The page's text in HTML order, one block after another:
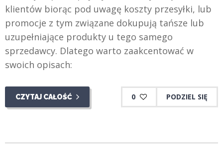
klientów biorąc pod uwagę koszty przesyłki, lub
promocje z tym związane dokupują tańsze lub
uzupełniające produkty u tego samego
sprzedawcy. Dlatego warto zaakcentować w
swoich opisach:
CZYTAJ CAŁOŚĆ 0 PODZIEL SIĘ